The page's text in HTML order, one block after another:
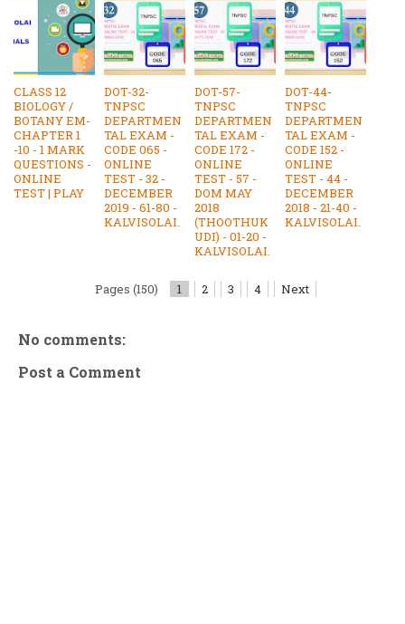
CLASS 12
BIOLOGY /
BOTANY EM-
CHAPTER 1
-10 - 1 MARK
QUESTIONS -
ONLINE
TEST | PLAY
DOT-32-
TNPSC
DEPARTMEN
TAL EXAM -
CODE 065 -
ONLINE
TEST - 32 -
DECEMBER
2019 - 61-80 -
KALVISOLAI.
DOT-57-
TNPSC
DEPARTMEN
TAL EXAM -
CODE 172 -
ONLINE
TEST - 57 -
DOM MAY
2018
(THOOTHUK
UDI) - 01-20 -
KALVISOLAI.
DOT-44-
TNPSC
DEPARTMEN
TAL EXAM -
CODE 152 -
ONLINE
TEST - 44 -
DECEMBER
2018 - 21-40 -
KALVISOLAI.
Pages (150) 1 2 3 4 Next
No comments:
Post a Comment